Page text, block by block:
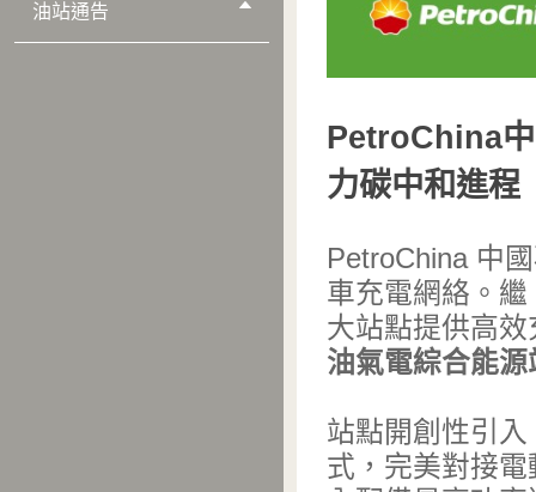
油站通告
PetroChina
力碳中和進程
PetroChina 中
車充電網絡。
大站點提供高
油氣電綜合能
站點開創性引
式，完美對接